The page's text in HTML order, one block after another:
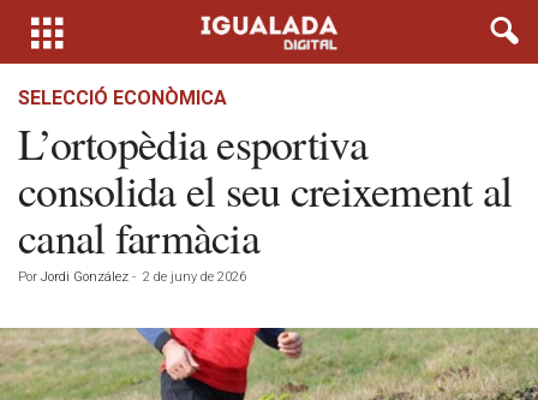
SELECCIÓ ECONÒMICA
L’ortopèdia esportiva
consolida el seu creixement al
canal farmàcia
Por Jordi González - 2 de juny de 2026